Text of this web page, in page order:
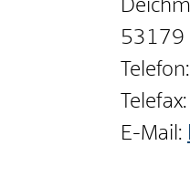
53179
E-Mail: